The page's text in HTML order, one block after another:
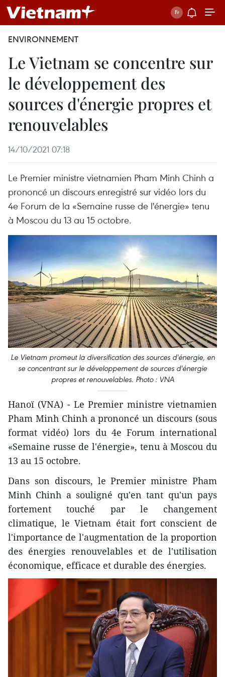
ENVIRONNEMENT
Le Vietnam se concentre sur
le développement des
sources d'énergie propres et
renouvelables
14/10/2021 07:18
Le Premier ministre vietnamien Pham Minh Chinh a
prononcé un discours enregistré sur vidéo lors du
4e Forum de la «Semaine russe de l'énergie» tenu
à Moscou du 13 au 15 octobre.
Le Vietnam promeut la diversification des sources d'énergie, en
se concentrant sur le développement de sources d'énergie
propres et renouvelables. Photo : VNA
Hanoï (VNA) - Le Premier ministre vietnamien
Pham Minh Chinh a prononcé un discours (sous
format vidéo) lors du 4e Forum international
«Semaine russe de l'énergie», tenu à Moscou du
13 au 15 octobre.
Dans son discours, le Premier ministre Pham
Minh Chinh a souligné qu'en tant qu'un pays
fortement touché par le changement
climatique, le Vietnam était fort conscient de
l'importance de l'augmentation de la proportion
des énergies renouvelables et de l'utilisation
économique, efficace et durable des énergies.